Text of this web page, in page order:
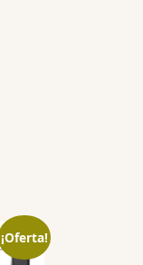
¡Oferta!